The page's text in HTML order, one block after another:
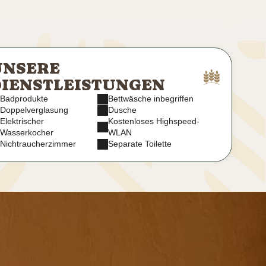
Badprodukte
Bettwäsche inbegriffen
Doppelverglasung
Dusche
Elektrischer
Wasserkocher
Kostenloses Highspeed-
WLAN
Nichtraucherzimmer
Separate Toilette